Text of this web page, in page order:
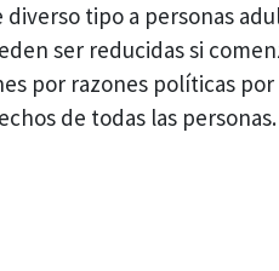
tipo a personas
ser reducidas si
por razones políticas por
de todas las personas.